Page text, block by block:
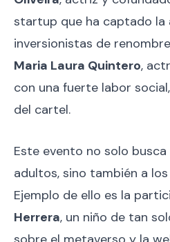
startup que ha captado la
inversionistas de
Maria Laura Quintero,
con una fuerte labor
del cartel.
Este evento no solo
adultos, sino también a
Ejemplo de ello es la
Herrera, un niño de tan